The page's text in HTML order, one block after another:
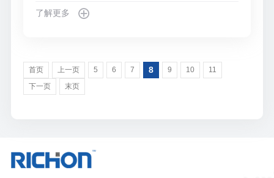
机、T型胎具、拔丝机、牵引机、剪板机，结果是机动
地层的所有消费进程可分为四个阶段，个中囊括
了解更多
首页 上一页 5 6 7 8 9 10
11
下一页
末页